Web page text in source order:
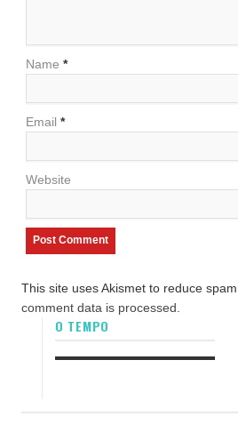
Name *
Email *
Website
This site uses Akismet to reduce spam.
comment data is processed.
O TEMPO